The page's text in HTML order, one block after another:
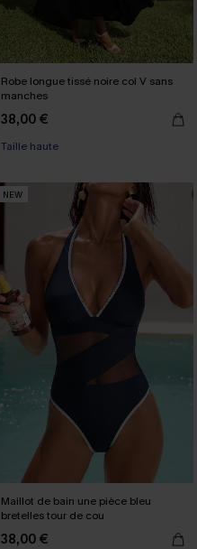
Robe longue tissé noire col V sans
manches
38,00 €
Taille haute
NEW
Maillot de bain une pièce bleu
bretelles tour de cou
38,00 €